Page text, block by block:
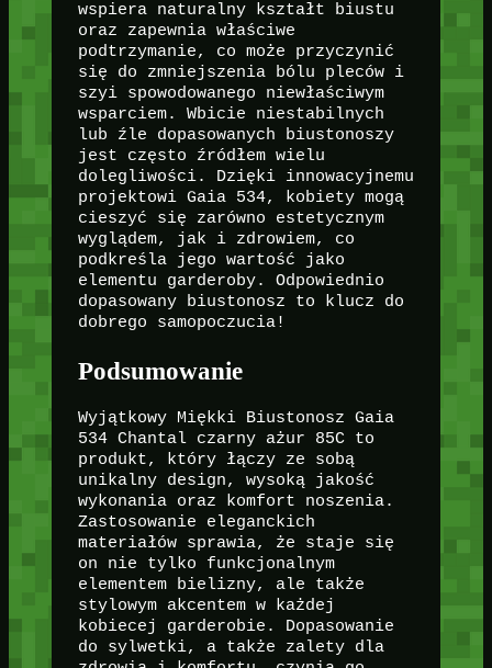
wspiera naturalny kształt biustu
oraz zapewnia właściwe
podtrzymanie, co może przyczynić
się do zmniejszenia bólu pleców i
szyi spowodowanego niewłaściwym
wsparciem. Wbicie niestabilnych
lub źle dopasowanych biustonoszy
jest często źródłem wielu
dolegliwości. Dzięki innowacyjnemu
projektowi Gaia 534, kobiety mogą
cieszyć się zarówno estetycznym
wyglądem, jak i zdrowiem, co
podkreśla jego wartość jako
elementu garderoby. Odpowiednio
dopasowany biustonosz to klucz do
dobrego samopoczucia!
Podsumowanie
Wyjątkowy Miękki Biustonosz Gaia
534 Chantal czarny ażur 85C to
produkt, który łączy ze sobą
unikalny design, wysoką jakość
wykonania oraz komfort noszenia.
Zastosowanie eleganckich
materiałów sprawia, że staje się
on nie tylko funkcjonalnym
elementem bielizny, ale także
stylowym akcentem w każdej
kobiecej garderobie. Dopasowanie
do sylwetki, a także zalety dla